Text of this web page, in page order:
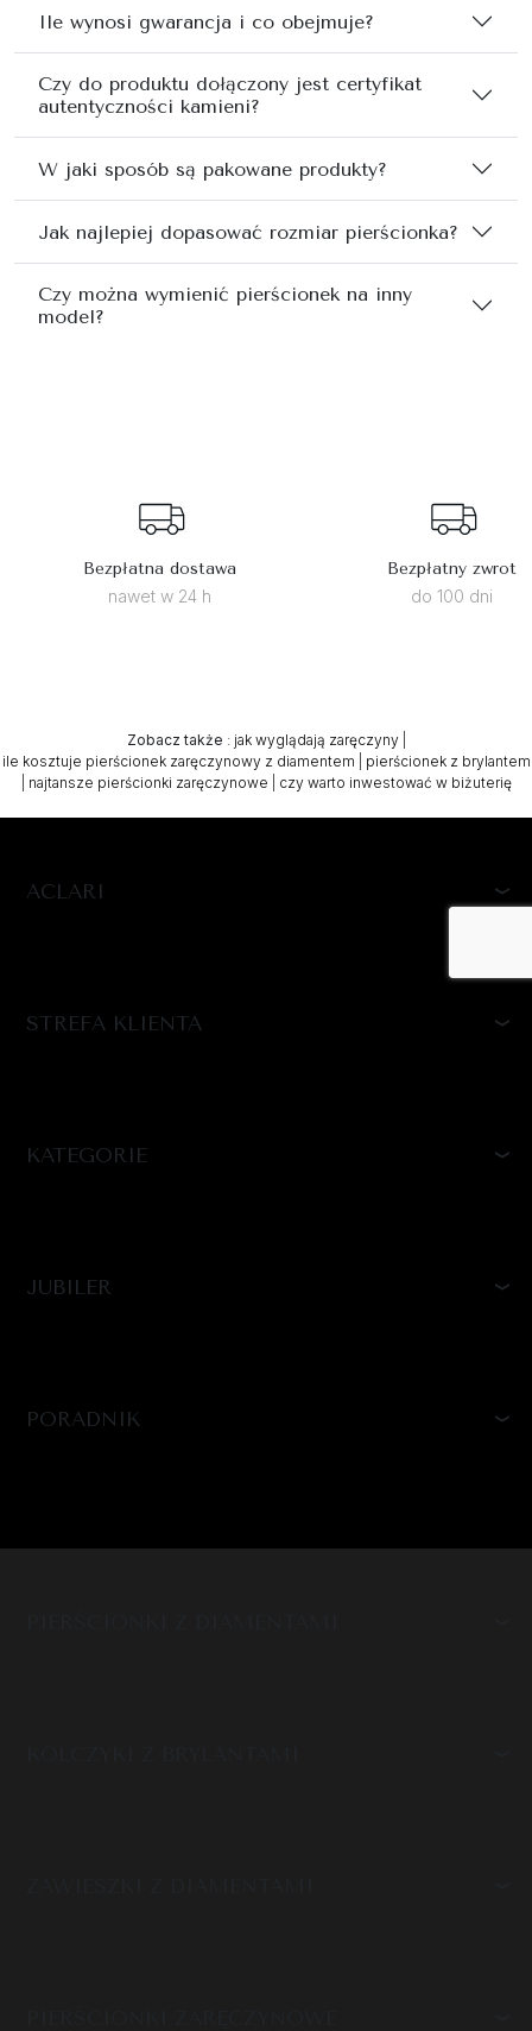
Ile wynosi gwarancja i co obejmuje?
Czy do produktu dołączony jest certyfikat
autentyczności kamieni?
W jaki sposób są pakowane produkty?
Jak najlepiej dopasować rozmiar pierścionka?
Czy można wymienić pierścionek na inny
model?
Bezpłatna dostawa
nawet w 24 h
Bezpłatny zwrot
do 100 dni
Zobacz także : jak wyglądają zaręczyny|
ile kosztuje pierścionek zaręczynowy z diamentem
pierścionek z brylantem
najtansze pierścionki zaręczynowe czy warto inwestować w biżuterię
ACLARI
STREFA KLIENTA
KATEGORIE
JUBILER
PORADNIK